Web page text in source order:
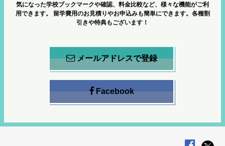
気になった学校ブックマークや確認、料金比較など、様々な機能がご利
用できます。
留学費用のお見積りやお申込みも簡単にできます。各種割
引きや特典もございます！
メールアドレスで登録
Facebook